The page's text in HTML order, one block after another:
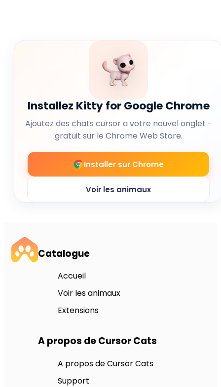
Installez Kitty for Google Chrome
Ajoutez des chats cursor a votre nouvel onglet -
gratuit sur le Chrome Web Store.
Installer sur Chrome
Voir les animaux
Catalogue
Accueil
Voir les animaux
Extensions
A propos de Cursor Cats
A propos de Cursor Cats
Support